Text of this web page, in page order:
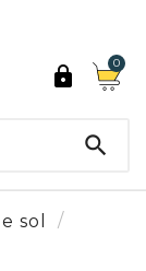

0

sol